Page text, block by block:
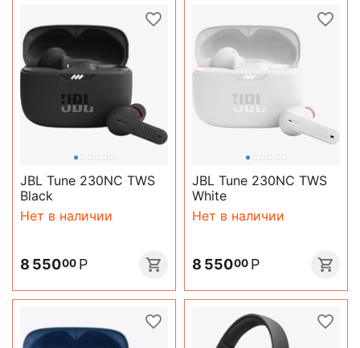
JBL Tune 230NC TWS
Black
Нет в наличии
8 55000 Р
JBL Tune 230NC TWS
White
Нет в наличии
8 55000 Р